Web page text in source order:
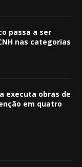
passa a ser
nas categorias
executa obras de
em quatro